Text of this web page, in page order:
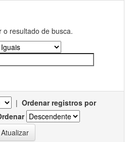
o resultado de busca.
| Ordenar registros por